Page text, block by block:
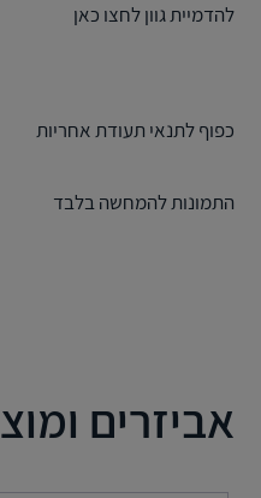
להדמיית גוון לחצו כאן
כפוף לתנאי תעודת אחריות
התמונות להמחשה בלבד
אביזרים